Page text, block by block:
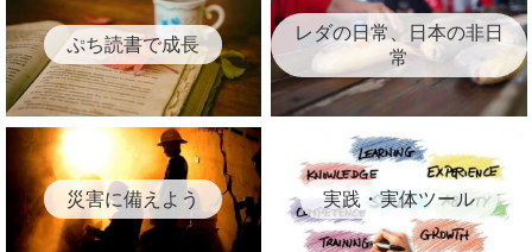
ぷち読書で成長
レダの日常、日本の非日
常
災害に備えよう 実践・実体ツール